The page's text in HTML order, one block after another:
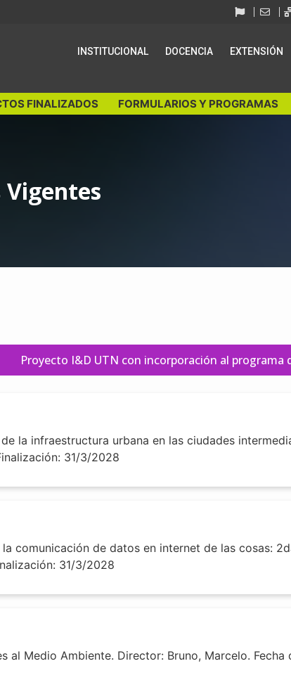
INSTITUCIONAL DOCENCIA EXTENSIÓN
FINALIZADOS FORMULARIOS Y PROGRAMAS
Vigentes
Proyecto I&D UTN con incorporación al programa
la infraestructura urbana en las ciudades
31/3/2028
comunicación de datos en internet de las cosas:
31/3/2028
al Medio Ambiente. Director: Bruno, Marcelo. Fecha